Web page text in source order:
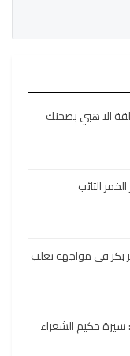
الا هبي بصحنك
التائب
بكر في مواجهة تغلب
حكيم الشعراء